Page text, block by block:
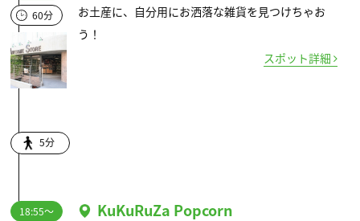
60分
お土産に、自分用にお洒落な雑貨を見つけちゃお
う！
スポット詳細
5分
18:55～
KuKuRuZa Popcorn